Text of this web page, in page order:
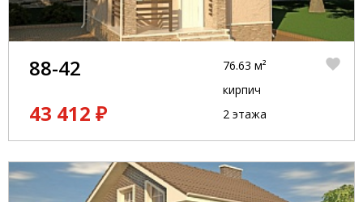
88-42
43 412 ₽
76.63 м²
кирпич
2 этажа